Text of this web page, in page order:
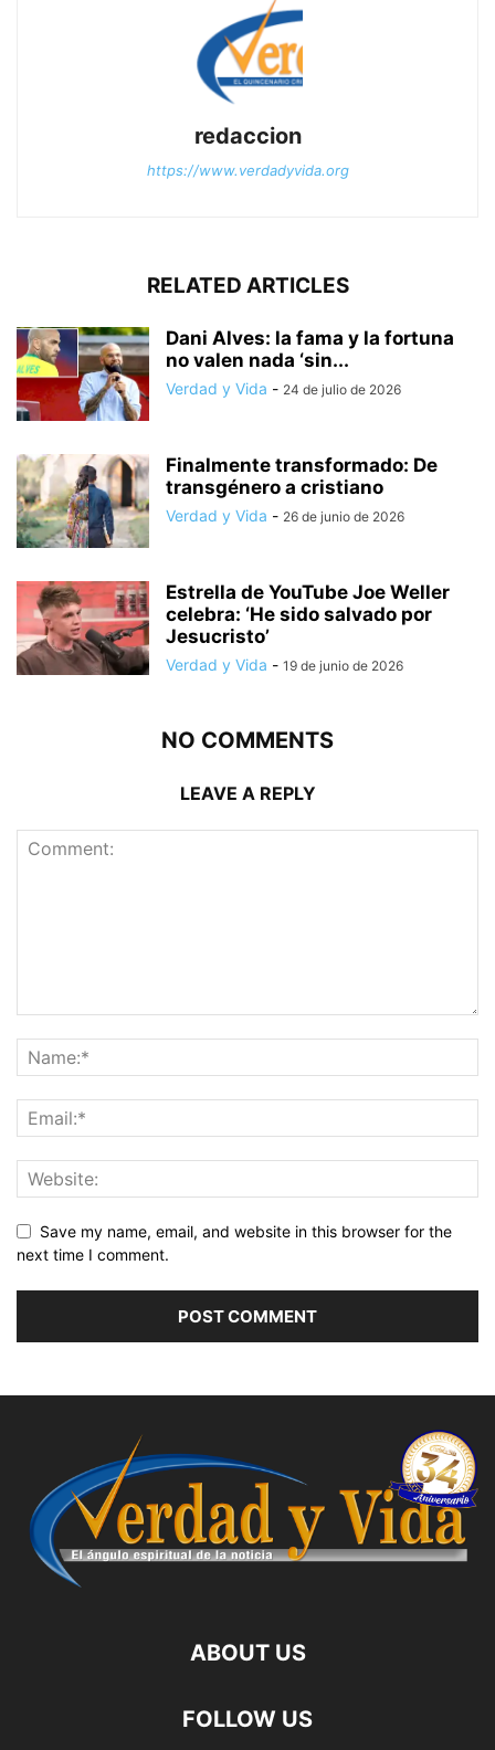
redaccion
https://www.verdadyvida.org
RELATED ARTICLES
Dani Alves: la fama y la fortuna
no valen nada ‘sin...
Verdad y Vida - 24 de julio de 2026
Finalmente transformado: De
transgénero a cristiano
Verdad y Vida - 26 de junio de 2026
Estrella de YouTube Joe Weller
celebra: ‘He sido salvado por
Jesucristo’
Verdad y Vida - 19 de junio de 2026
NO COMMENTS
LEAVE A REPLY
Save my name, email, and website in this browser for the
next time I comment.
ABOUT US
FOLLOW US